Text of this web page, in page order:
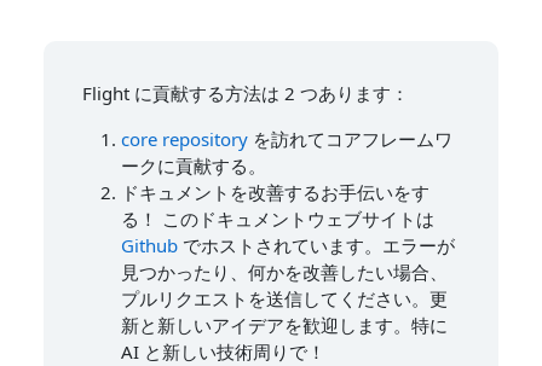
Flight に貢献する方法は 2 つあります：
core repository を訪れてコアフレームワ
ークに貢献する。
ドキュメントを改善するお手伝いをす
る！ このドキュメントウェブサイトは
Github でホストされています。エラーが
見つかったり、何かを改善したい場合、
プルリクエストを送信してください。更
新と新しいアイデアを歓迎します。特に
AI と新しい技術周りで！